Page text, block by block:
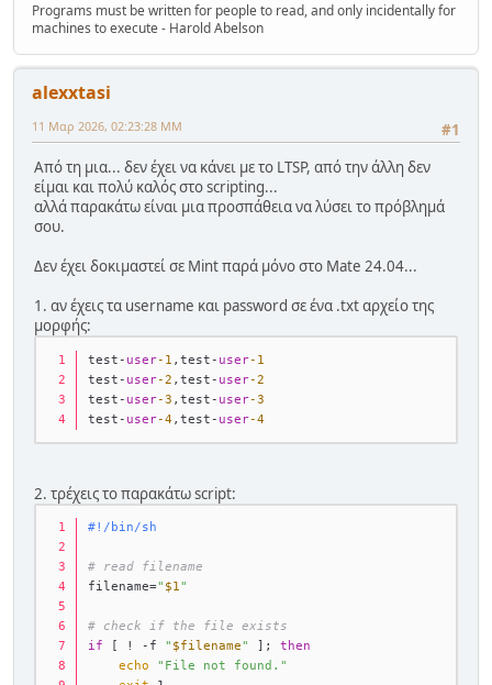
Programs must be written for people to read, and only incidentally for
machines to execute - Harold Abelson
alexxtasi
#1
11 Μαρ 2026, 02:23:28 ΜΜ
Από τη μια... δεν έχει να κάνει με το LTSP, από την άλλη δεν
είμαι και πολύ καλός στο scripting...
αλλά παρακάτω είναι μια προσπάθεια να λύσει το πρόβλημά
σου.
Δεν έχει δοκιμαστεί σε Mint παρά μόνο στο Mate 24.04...
1. αν έχεις τα username και password σε ένα .txt αρχείο της
μορφής:
test - user-1 ,test - user-1
test - user-2 ,test - user-2
test - user-3 ,test - user-3
test - user-4,test - user-4
2. τρέχεις το παρακάτω script:
#!/bin/sh
# read filename
filename=" $1"
# check if the file exists
if [ ! -f " $filename" ]; then
echo
"File not found."